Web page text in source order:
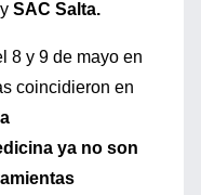
y SAC Salta.
8 y 9 de mayo en
coincidieron en
ya no son